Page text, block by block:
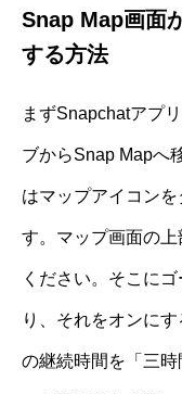
Snap Map画面
する方法
まずSnapchatアプ
ブからSnap Mapへ
はマップアイコン
す。マップ画面の
ください。そこに
り、それをオンに
の継続時間を「三